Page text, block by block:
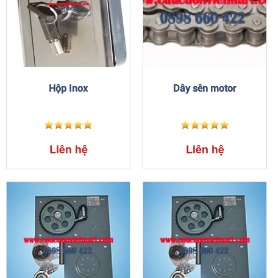
Hộp Inox
Liên hệ
Dây sên motor
Liên hệ